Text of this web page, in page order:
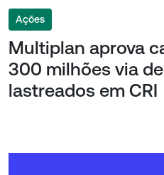
Ações
Multiplan aprova
300 milhões via
lastreados em CRI